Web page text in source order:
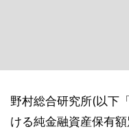
野村総合研究所(以下
ける純金融資産保有